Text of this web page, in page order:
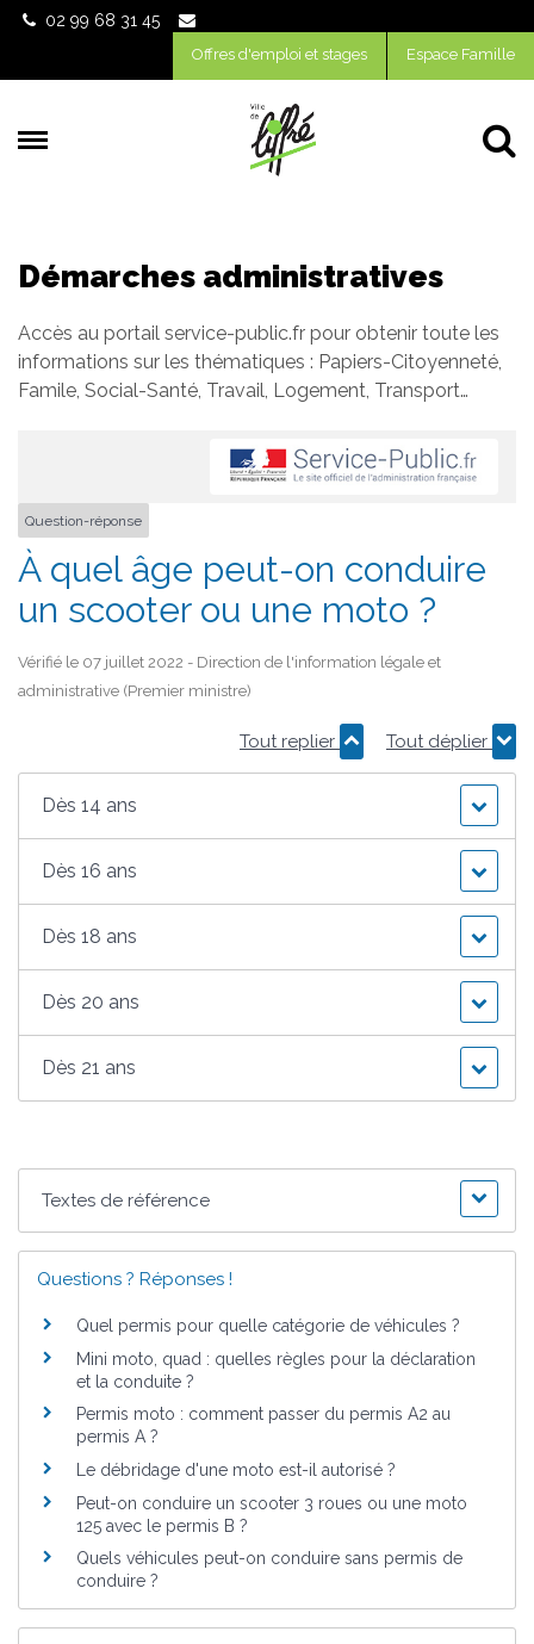
Gestion des traceurs
02 99 68 31 45
Offres d'emploi et stages Espace Famille
Démarches administratives
Accès au portail service-public.fr pour obtenir toute les
informations sur les thématiques : Papiers-Citoyenneté,
Famile, Social-Santé, Travail, Logement, Transport…
Question-réponse
À quel âge peut-on conduire
un scooter ou une moto ?
Vérifié le 07 juillet 2022 - Direction de l'information légale et
administrative (Premier ministre)
Tout replier Tout déplier
Dès 14 ans
Dès 16 ans
Dès 18 ans
Dès 20 ans
Dès 21 ans
Textes de référence
Questions ? Réponses !
Quel permis pour quelle catégorie de véhicules ?
Mini moto, quad : quelles règles pour la déclaration
et la conduite ?
Permis moto : comment passer du permis A2 au
permis A ?
Le débridage d'une moto est-il autorisé ?
Peut-on conduire un scooter 3 roues ou une moto
125 avec le permis B ?
Quels véhicules peut-on conduire sans permis de
conduire ?